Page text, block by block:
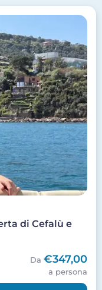
di Cefalù e
Da €347,00
a persona